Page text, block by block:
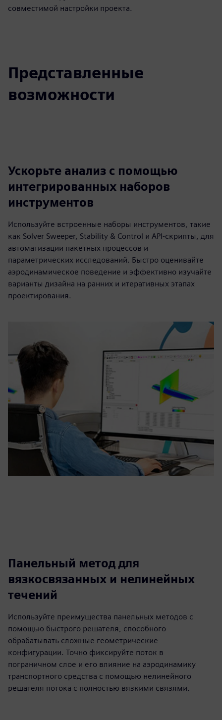
совместимой настройки проекта.
Представленные
возможности
Ускорьте анализ с помощью
интегрированных наборов
инструментов
Используйте встроенные наборы инструментов, такие
как Solver Sweeper, Stability & Control и API-скрипты, для
автоматизации пакетных процессов и
параметрических исследований. Быстро оценивайте
аэродинамическое поведение и эффективно изучайте
варианты дизайна на ранних и итеративных этапах
проектирования.
Панельный метод для
вязкосвязанных и нелинейных
течений
Используйте преимущества панельных методов с
помощью быстрого решателя, способного
обрабатывать сложные геометрические
конфигурации. Точно фиксируйте поток в
пограничном слое и его влияние на аэродинамику
транспортного средства с помощью нелинейного
решателя потока с полностью вязкими связями.